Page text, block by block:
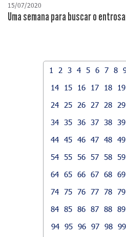
15/07/2020
Uma semana para buscar o
1 2 3 4 5 6 7 8
14
15 16 17 18 19
24
25 26 27 28 29
34 35 36 37 38 39
44 45 46 47 48 49
54 55 56 57 58 59
64 65 66 67 68 69
74 75 76 77 78 79
84 85 86 87 88 89
94 95 96 97 98 99